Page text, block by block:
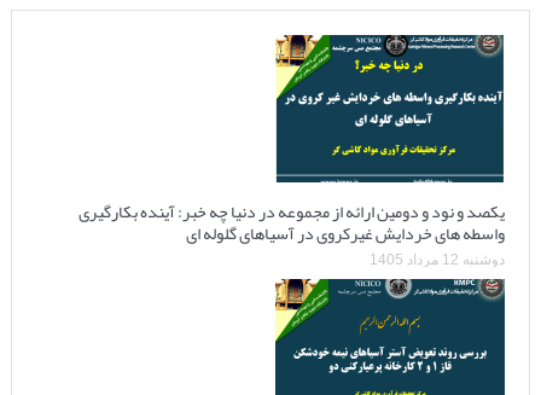
یکصد و نود و دومین ارائه از مجموعه در دنیا چه خبر: آینده بکارگیری
واسطه های خردایش غیرکروی در آسیاهای گلوله ای
دوشنبه 12 مرداد 1405